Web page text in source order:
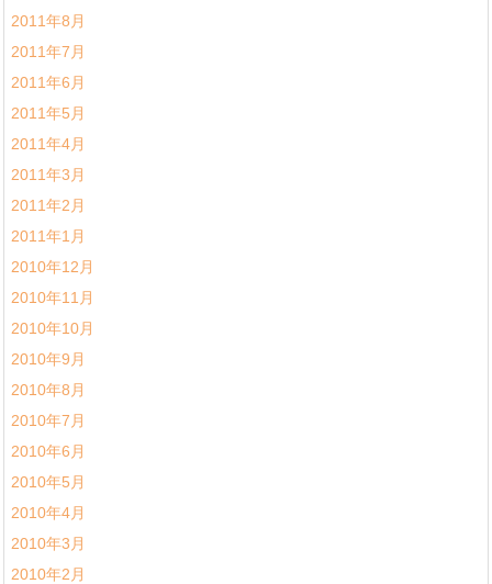
2011年8月
2011年7月
2011年6月
2011年5月
2011年4月
2011年3月
2011年2月
2011年1月
2010年12月
2010年11月
2010年10月
2010年9月
2010年8月
2010年7月
2010年6月
2010年5月
2010年4月
2010年3月
2010年2月